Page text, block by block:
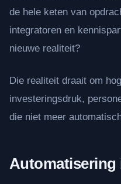
de hele keten van
integratoren en
nieuwe realiteit?
Die realiteit draait om
investeringsdruk,
die niet meer
Automatisering